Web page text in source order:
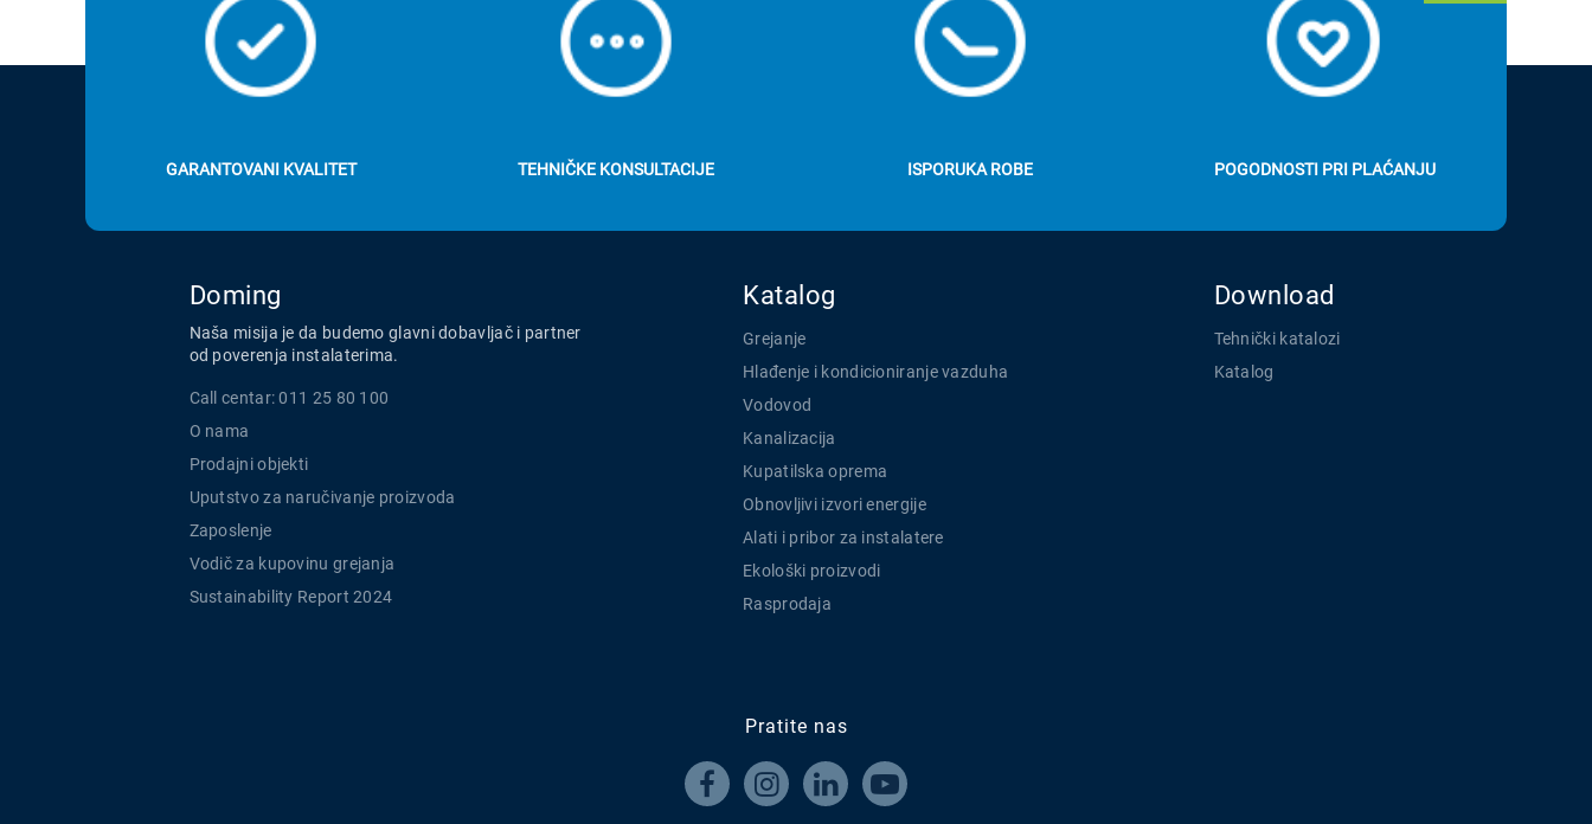
GARANTOVANI KVALITET TEHNIČKE KONSULTACIJE ISPORUKA ROBE POGODNOSTI PRI PLAĆANJU
Doming
Naša misija je da budemo glavni dobavljač i partner
od poverenja instalaterima.
Call centar: 011 25 80 100
O nama
Prodajni objekti
Uputstvo za naručivanje proizvoda
Zaposlenje
Vodič za kupovinu grejanja
Sustainability Report 2024
Katalog
Grejanje
Hlađenje i kondicioniranje vazduha
Vodovod
Kanalizacija
Kupatilska oprema
Obnovljivi izvori energije
Alati i pribor za instalatere
Ekološki proizvodi
Rasprodaja
Download
Tehnički katalozi
Katalog
Pratite nas
   